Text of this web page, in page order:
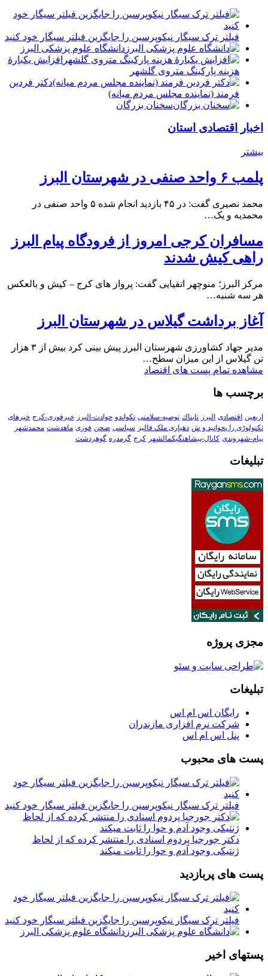
فیلتر ترک سیگار نیکوپرسین را جایگزین فیلتر سیگار خود کنید
دانشگاه علوم پزشکی البرز
افزایش یکبارۀ
هزینه پارکینگ متروی گلشهر
دكتر فردين
فرمند (نماينده مجلس مردم میانه)
سخنان بزرگان
اخبار اقتصادی استان
بیشتر
پلمب ۶ واحد صنفی در شهرستان البرز
محمد نصیری گفت: در ۴۵ بازدید انجام شده ۵ واحد صنفی در
محمدیه و یک…
مسافران کرجی امروز از فرودگاه پیام البرز
راهی کیش شدند
مرکز البرز؛ منوچهر اتقیایی گفت: پرواز های کرج – کیش و بالعکس
هر سه شنبه…
آغاز برداشت گیلاس در شهرستان البرز
مدیر جهاد کشاورزی شهرستان البرز پیش بینی کرد بیش از ۳ هزار
تن گیلاس از این میزان سطح…
مشاهده تمام پست های اقتصاد
برچسب ها
اربعین اقتصادی البرز تابناك توصیه-سلامتی تکواندو حوادث-البرز خبرفوری-کرج خبرهای
تکنولوڑی را بخوانید و ش دهیاری ملک فالیز سیاسی صحن فوری ماهدشت محمدشهر
پیام-شهروندی کانال-پیشاهنگیکمالشهر کرج گرمدره گوهردشت
تبلیغات
مجزی پروژه
تبلیغات
رایگان اس ام اس
شرکت نرم افزاری مازندران
پنل اس ام اس
پست های محبوب
فیلتر ترک سیگار نیکوپرسین را جایگزین فیلتر سیگار خود کنید
دکتر جورجیا پردوم اسنادی را منتشر کرده که از لحاظ
ژنتیکی وجود آدم و حوا را ثابت میکند
پست های پربازدید
فیلتر ترک سیگار نیکوپرسین را جایگزین فیلتر سیگار خود کنید
دانشگاه علوم پزشکی البرز
پستهای اخیر